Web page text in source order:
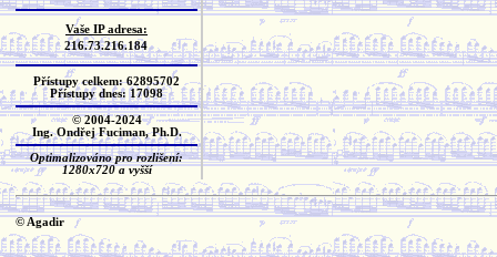
Vaše IP adresa:
216.73.216.184
Přístupy celkem: 62895702
Přístupy dnes: 17098
© 2004-2024
Ing. Ondřej Fuciman, Ph.D.
Optimalizováno pro rozlišení:
1280x720 a vyšší
© Agadir